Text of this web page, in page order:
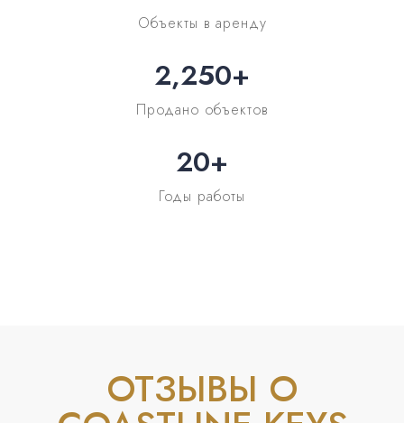
Объекты в аренду
2,250+
Продано объектов
20+
Годы работы
ОТЗЫВЫ О